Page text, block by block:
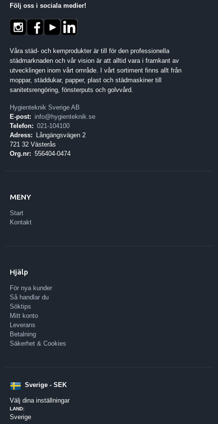
Följ oss i sociala medier!
Våra städ- och kemprodukter är till för den professionella
städmarknaden och vår vision är att alltid vara i framkant av
utvecklingen inom vårt område. I vårt sortiment finns allt från
moppar, städdukar, papper, plast och städmaskiner till
sanitetsrengöring, fönsterputs och golvvård.
Hygienteknik Sverige AB
E-post: info@hygienteknik.se
Telefon: 021-104100
Adress: Långängsvägen 2
721 32 Västerås
Org.nr: 556404-0474
MENY
Start
Kontakt
Hjälp
För nya kunder
Så handlar du
Söktips
Mitt konto
Leverans
Betalning
Säkerhet & Cookies
Sverige - SEK
Välj dina inställningar
LAND:
Sverige